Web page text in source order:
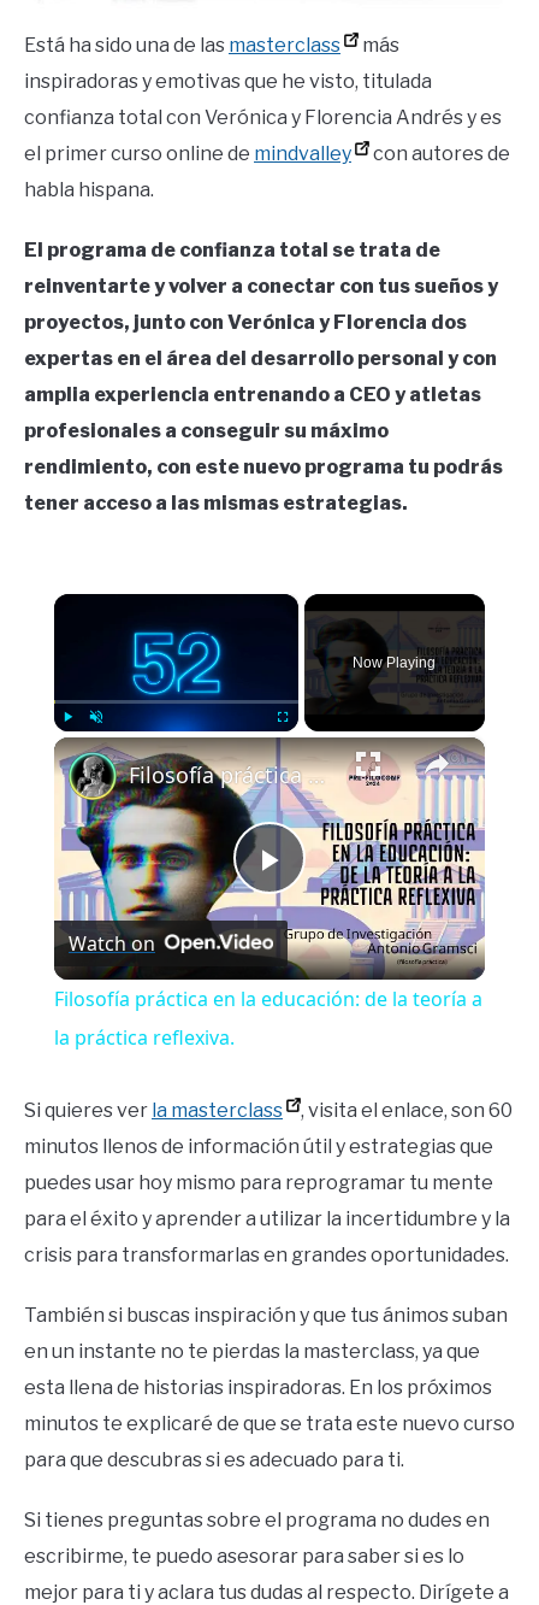
Está ha sido una de las masterclass
más
inspiradoras y emotivas que he visto, titulada
confianza total con Verónica y Florencia Andrés y es
el primer curso online de mindvalley
con autores de
habla hispana.
El programa de confianza total se trata de
reinventarte y volver a conectar con tus sueños y
proyectos, junto con Verónica y Florencia dos
expertas en el área del desarrollo personal y con
amplia experiencia entrenando a CEO y atletas
profesionales a conseguir su máximo
rendimiento, con este nuevo programa tu podrás
tener acceso a las mismas estrategias.
×
Play Unmute Fullscreen
Now Playing
×
Play
Video
Filosofía práctica en la educación: de la teoría a la práctica reflexiva.
Watch on
Filosofía práctica en la educación: de la teoría a
la práctica reflexiva.
Si quieres ver la masterclass
, visita el enlace, son 60
minutos llenos de información útil y estrategias que
puedes usar hoy mismo para reprogramar tu mente
para el éxito y aprender a utilizar la incertidumbre y la
crisis para transformarlas en grandes oportunidades.
También si buscas inspiración y que tus ánimos suban
en un instante no te pierdas la masterclass, ya que
esta llena de historias inspiradoras. En los próximos
minutos te explicaré de que se trata este nuevo curso
para que descubras si es adecuado para ti.
Si tienes preguntas sobre el programa no dudes en
escribirme, te puedo asesorar para saber si es lo
mejor para ti y aclara tus dudas al respecto. Dirígete a